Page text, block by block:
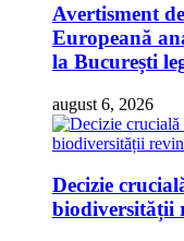
Avertisment
Europeană
la București
august 6, 2026
Decizie
biodiversității